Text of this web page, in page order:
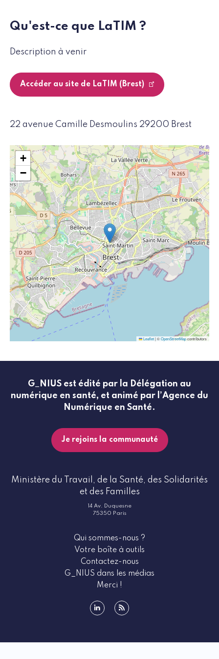
Qu'est-ce que LaTIM ?
Description à venir
Accéder au site de LaTIM (Brest)
22 avenue Camille Desmoulins 29200 Brest
+
−
Leaflet|©OpenStreetMapcontributors
G_NIUS est édité par la Délégation au
numérique en santé, et animé par l’Agence du
Numérique en Santé.
Je rejoins la communauté
Ministère du Travail, de la Santé, des Solidarités
et des Familles
14 Av. Duquesne
75350 Paris
Qui sommes-nous ?
Votre boîte à outils
Contactez-nous
G_NIUS dans les médias
Merci !